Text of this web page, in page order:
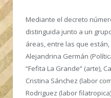
Mediante el decreto
distinguida junto a un
áreas, entre las que están,
Alejandrina Germán
“Fefita La Grande” (arte),
Cristina Sánchez (labor
Rodriguez (labor